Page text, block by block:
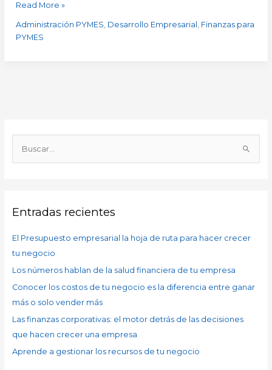
Read More »
Administración PYMES Desarrollo Empresarial Finanzas para
PYMES
a
p
o
r
:
Entradas recientes
El Presupuesto empresarial la hoja de ruta para hacer crecer
tu negocio
Los números hablan de la salud financiera de tu empresa
Conocer los costos de tu negocio es la diferencia entre ganar
más o solo vender más
Las finanzas corporativas: el motor detrás de las decisiones
que hacen crecer una empresa
Aprende a gestionar los recursos de tu negocio
o